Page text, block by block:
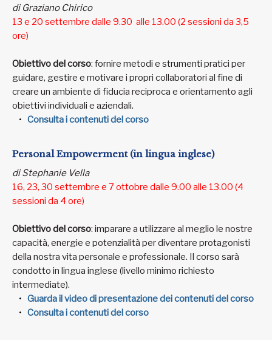
di Graziano Chirico
13 e 20 settembre dalle 9.30 alle 13.00 (2 sessioni da 3,5
ore)
Obiettivo del corso: fornire metodi e strumenti pratici per
guidare, gestire e motivare i propri collaboratori al fine di
creare un ambiente di fiducia reciproca e orientamento agli
obiettivi individuali e aziendali.
Consulta i contenuti del corso
Personal Empowerment (in lingua inglese)
di Stephanie Vella
16, 23, 30 settembre e 7 ottobre dalle 9.00 alle 13.00 (4
sessioni da 4 ore)
Obiettivo del corso: imparare a utilizzare al meglio le nostre
capacità, energie e potenzialità per diventare protagonisti
della nostra vita personale e professionale. Il corso sarà
condotto in lingua inglese (livello minimo richiesto
intermediate).
Guarda il video di presentazione dei contenuti del corso
Consulta i contenuti del corso